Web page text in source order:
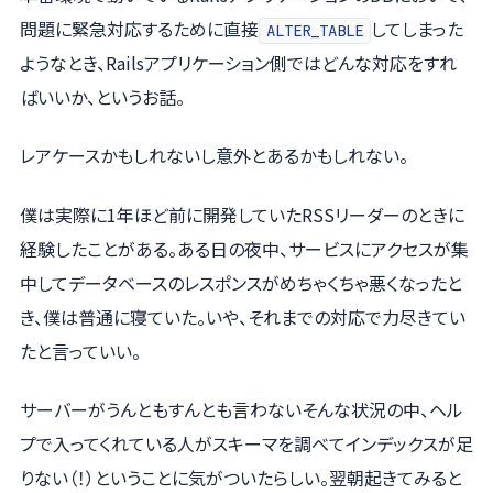
問題に緊急対応するために直接 ALTER_TABLE してしまった
ようなとき、Railsアプリケーション側ではどんな対応をすれ
ばいいか、というお話。
レアケースかもしれないし意外とあるかもしれない。
僕は実際に1年ほど前に開発していたRSSリーダーのときに
経験したことがある。ある日の夜中、サービスにアクセスが集
中してデータベースのレスポンスがめちゃくちゃ悪くなったと
き、僕は普通に寝ていた。いや、それまでの対応で力尽きてい
たと言っていい。
サーバーがうんともすんとも言わないそんな状況の中、ヘル
プで入ってくれている人がスキーマを調べてインデックスが足
りない（！）ということに気がついたらしい。翌朝起きてみると